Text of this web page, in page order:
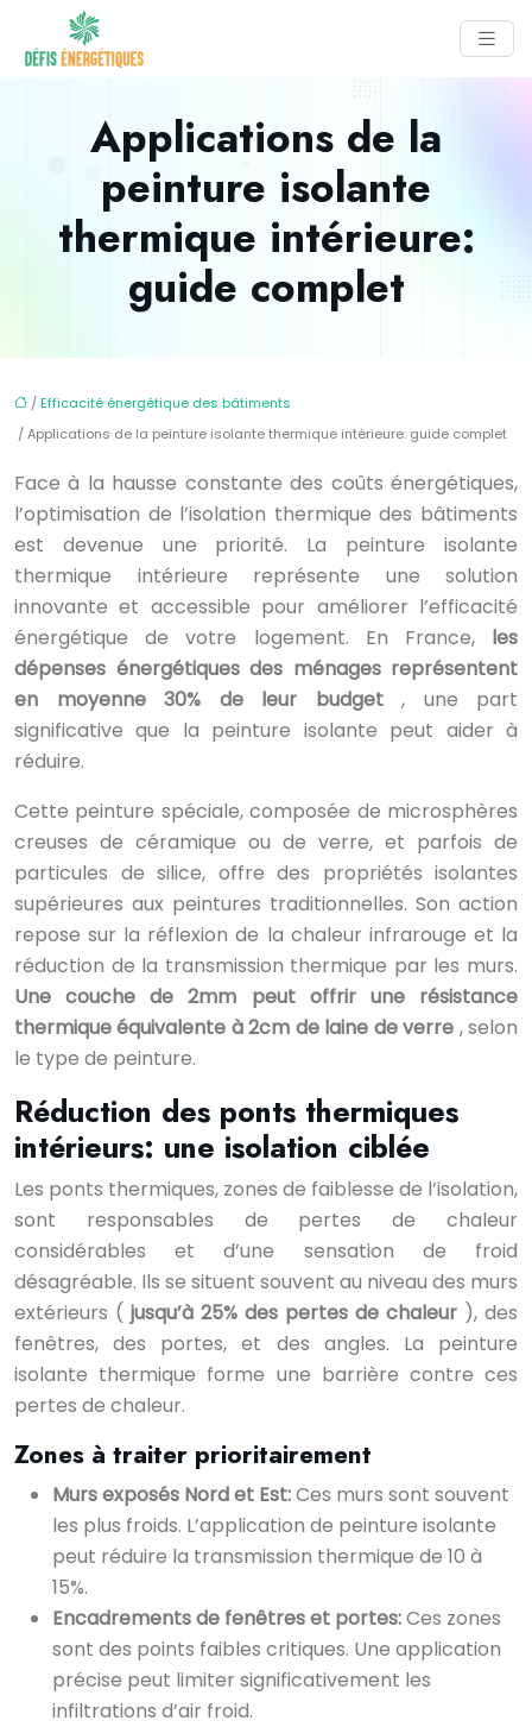
Applications de la
peinture isolante
thermique intérieure:
guide complet
/ Efficacité énergétique des bâtiments
/ Applications de la peinture isolante thermique intérieure: guide complet
Face à la hausse constante des coûts énergétiques,
l’optimisation de l’isolation thermique des bâtiments
est devenue une priorité. La peinture isolante
thermique intérieure représente une solution
innovante et accessible pour améliorer l’efficacité
énergétique de votre logement. En France, les
dépenses énergétiques des ménages représentent
en moyenne 30% de leur budget , une part
significative que la peinture isolante peut aider à
réduire.
Cette peinture spéciale, composée de microsphères
creuses de céramique ou de verre, et parfois de
particules de silice, offre des propriétés isolantes
supérieures aux peintures traditionnelles. Son action
repose sur la réflexion de la chaleur infrarouge et la
réduction de la transmission thermique par les murs.
Une couche de 2mm peut offrir une résistance
thermique équivalente à 2cm de laine de verre , selon
le type de peinture.
Réduction des ponts thermiques
intérieurs: une isolation ciblée
Les ponts thermiques, zones de faiblesse de l’isolation,
sont responsables de pertes de chaleur
considérables et d’une sensation de froid
désagréable. Ils se situent souvent au niveau des murs
extérieurs ( jusqu’à 25% des pertes de chaleur ), des
fenêtres, des portes, et des angles. La peinture
isolante thermique forme une barrière contre ces
pertes de chaleur.
Zones à traiter prioritairement
Murs exposés Nord et Est:Ces murs sont souvent
les plus froids. L’application de peinture isolante
peut réduire la transmission thermique de 10 à
15%.
Encadrements de fenêtres et portes:Ces zones
sont des points faibles critiques. Une application
précise peut limiter significativement les
infiltrations d’air froid.